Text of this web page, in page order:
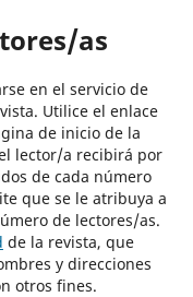
as
en el servicio de
Utilice el enlace
de inicio de la
lector/a recibirá por
de cada número
que se le atribuya a
de lectores/as.
de la revista, que
y direcciones
otros fines.